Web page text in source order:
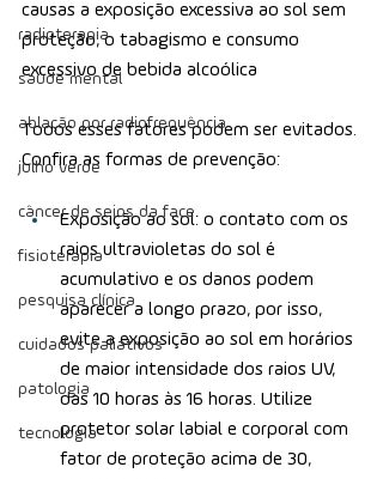
radioterapia
saúde mental
ablação por radiofrequência
julho verde
câncer de seios da face
fisioterapia
pesquisa clínica
cuidados paliativos
patologia
tecnologia
causas a exposição excessiva ao sol sem
proteção, o tabagismo e consumo
excessivo de bebida alcoólica
Todos esses fatores podem ser evitados.
Confira as formas de prevenção:
Exposição ao sol: o contato com os
raios ultravioletas do sol é
acumulativo e os danos podem
aparecer a longo prazo, por isso,
evite a exposição ao sol em horários
de maior intensidade dos raios UV,
das 10 horas às 16 horas. Utilize
protetor solar labial e corporal com
fator de proteção acima de 30,